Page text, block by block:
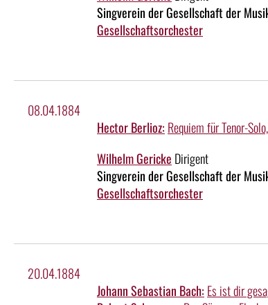
Singverein der Gesellschaft der
Gesellschaftsorchester
08.04.1884
Hector Berlioz: Requiem für Tenor-
Wilhelm Gericke Dirigent
Singverein der Gesellschaft der
Gesellschaftsorchester
20.04.1884
Johann Sebastian Bach: Es ist dir